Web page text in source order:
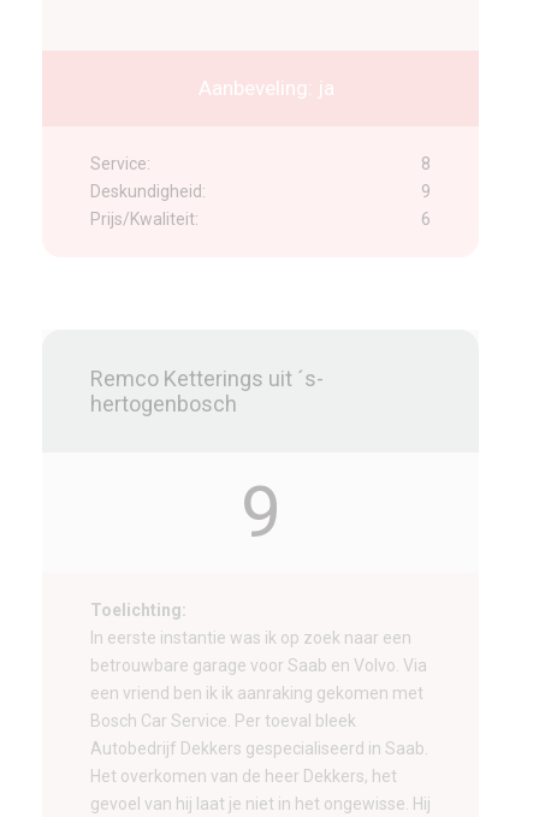
Aanbeveling: ja
Service:
8
Deskundigheid:
9
Prijs/Kwaliteit:
6
Remco Ketterings uit ´s-
hertogenbosch
9
Toelichting:
In eerste instantie was ik op zoek naar een
betrouwbare garage voor Saab en Volvo. Via
een vriend ben ik ik aanraking gekomen met
Bosch Car Service. Per toeval bleek
Autobedrijf Dekkers gespecialiseerd in Saab.
Het overkomen van de heer Dekkers, het
gevoel van hij laat je niet in het ongewisse. Hij